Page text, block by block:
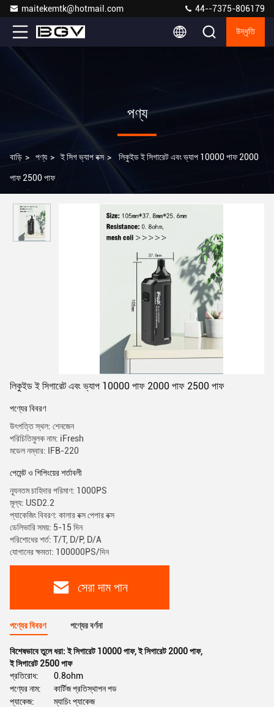
maitekemtk@hotmail.com 44--7375-806179
উদ্ধৃতি
পণ্য
বাড়ি > পণ্য > ই সিগ ভ্যাপ বক্স > লিকুইড ই সিগারেট এবং ভ্যাপ 10000 পাফ 2000
পাফ 2500 পাফ
লিকুইড ই সিগারেট এবং ভ্যাপ 10000 পাফ 2000 পাফ 2500 পাফ
পণ্যের বিবরণ
উৎপত্তি স্থল: শেনজেন
পরিচিতিমুলক নাম: iFresh
মডেল নম্বার: IFB-220
পেমেন্ট ও শিপিংয়ের শর্তাবলী
ন্যূনতম চাহিদার পরিমাণ: 1000PS
মূল্য: USD2.2
প্যাকেজিং বিবরণ: কালার বক্স পেপার বক্স
ডেলিভারি সময়: 5-15 দিন
পরিশোধের শর্ত: T/T, D/P, D/A
যোগানের ক্ষমতা: 100000PS/দিন
সেরা দাম পান
পণ্যের বিবরণ পণ্যের বর্ণনা
বিশেষভাবে তুলে ধরা:ই সিগারেট 10000 পাফ,ই সিগারেট 2000 পাফ,
ই সিগারেট 2500 পাফ
প্রতিরোধ:
0.8ohm
পণ্যের নাম:
কার্টিজ প্রতিস্থাপন পড
প্যাকেজ:
ম্যাচিং প্যাকেজ